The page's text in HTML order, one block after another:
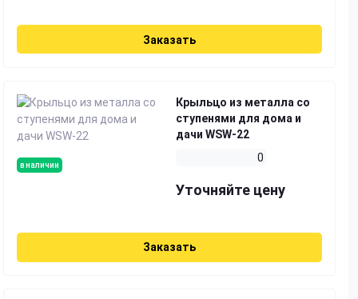
Заказать
в наличии
Крыльцо из металла со
ступенями для дома и
дачи WSW-22
0
Уточняйте цену
Заказать